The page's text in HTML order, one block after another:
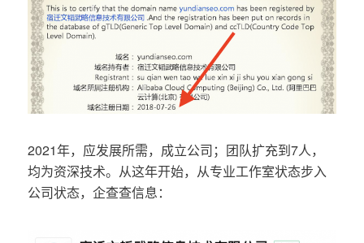
2021年，应发展所需，成立公司；团队扩充到7人，
均为资深技术。从这年开始，从专业工作室状态步入
公司状态，企查查信息：